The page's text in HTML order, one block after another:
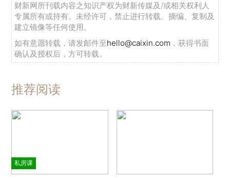
财新网所刊载内容之知识产权为财新传媒及/或相关权利人
专属所有或持有。未经许可，禁止进行转载、摘编、复制及
建立镜像等任何使用。
如有意愿转载，请发邮件至hello@caixin.com ，获得书面
确认及授权后，方可转载。
推荐阅读
私房课